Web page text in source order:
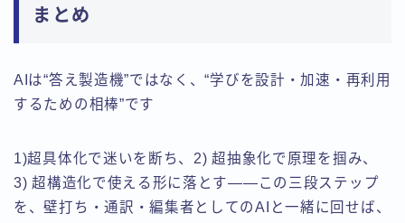
まとめ
AIは“答え製造機”ではなく、“学びを設計・加速・再利用
するための相棒”です
1)超具体化で迷いを断ち、2) 超抽象化で原理を掴み、
3) 超構造化で使える形に落とす――この三段ステップ
を、壁打ち・通訳・編集者としてのAIと一緒に回せば、